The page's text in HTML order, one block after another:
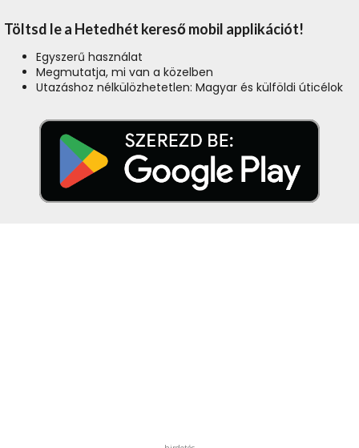
Töltsd le a Hetedhét kereső mobil applikációt!
Egyszerű használat
Megmutatja, mi van a közelben
Utazáshoz nélkülözhetetlen: Magyar és külföldi úticélok